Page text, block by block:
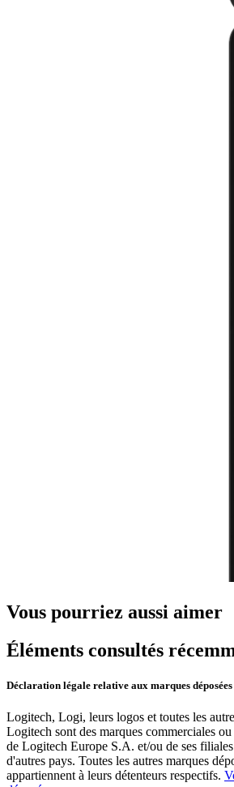
Vous pourriez aussi aimer
Éléments consultés
Déclaration légale relative aux marques déposées
Logitech, Logi, leurs logos et toutes les
Logitech sont des marques commerciales ou
de Logitech Europe S.A. et/ou de ses
d'autres pays. Toutes les autres marques
appartiennent à leurs détenteurs respectifs.